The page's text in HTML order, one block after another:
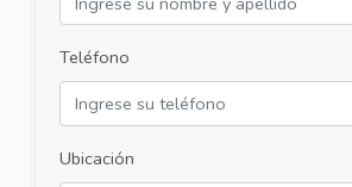
Teléfono
Ubicación